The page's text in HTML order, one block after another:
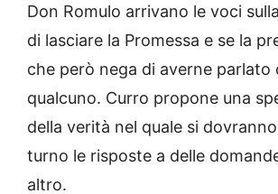
Don Romulo arrivano le voci
di lasciare la Promessa e se la
che però nega di averne parlato
qualcuno. Curro propone una
della verità nel quale si
turno le risposte a delle
altro.